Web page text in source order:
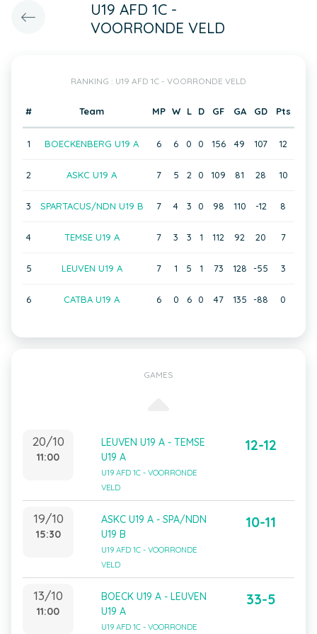
U19 AFD 1C -
VOORRONDE VELD
RANKING : U19 AFD 1C - VOORRONDE VELD
# Team MP W L D GF GA GD Pts
1 BOECKENBERG U19 A 6 6 0 0 156 49 107 12
2 ASKC U19 A 7 5 2 0 109 81 28 10
3 SPARTACUS/NDN U19 B 7 4 3 0 98 110 -12 8
4 TEMSE U19 A 7 3 3 1 112 92 20 7
5 LEUVEN U19 A 7 1 5 1 73 128 -55 3
6 CATBA U19 A 6 0 6 0 47 135 -88 0
GAMES
20/10
11:00
LEUVEN U19 A - TEMSE
U19 A
U19 AFD 1C - VOORRONDE
VELD
12-12
19/10
15:30
ASKC U19 A - SPA/NDN
U19 B
U19 AFD 1C - VOORRONDE
VELD
10-11
13/10
11:00
BOECK U19 A - LEUVEN
U19 A
U19 AFD 1C - VOORRONDE
33-5